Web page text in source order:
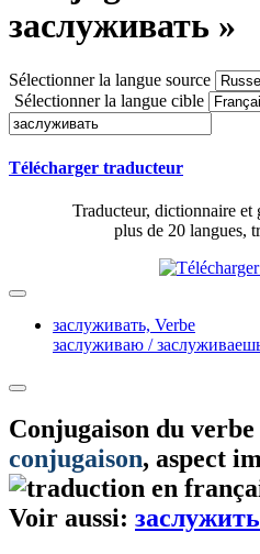
заслуживать »
Sélectionner la langue source
Sélectionner la langue cible
Télécharger traducteur
Traducteur, dictionnaire et
plus de 20 langues,
заслуживать, Verbe
заслуживаю /
Conjugaison du verbe
conjugaison, aspect
Voir aussi: заслужить